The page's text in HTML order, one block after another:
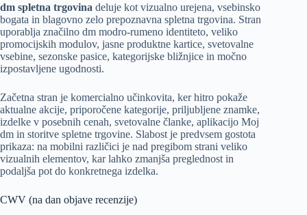
dm spletna trgovina deluje kot vizualno urejena, vsebinsko
bogata in blagovno zelo prepoznavna spletna trgovina. Stran
uporablja značilno dm modro-rumeno identiteto, veliko
promocijskih modulov, jasne produktne kartice, svetovalne
vsebine, sezonske pasice, kategorijske bližnjice in močno
izpostavljene ugodnosti.
Začetna stran je komercialno učinkovita, ker hitro pokaže
aktualne akcije, priporočene kategorije, priljubljene znamke,
izdelke v posebnih cenah, svetovalne članke, aplikacijo Moj
dm in storitve spletne trgovine. Slabost je predvsem gostota
prikaza: na mobilni različici je nad pregibom strani veliko
vizualnih elementov, kar lahko zmanjša preglednost in
podaljša pot do konkretnega izdelka.
CWV (na dan objave recenzije)